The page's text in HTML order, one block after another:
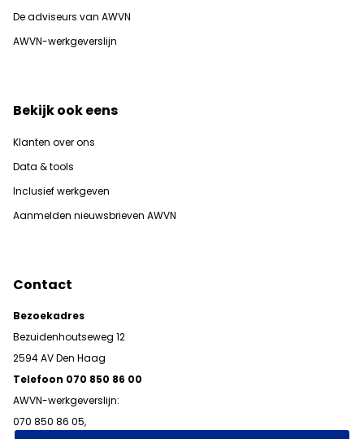
De adviseurs van AWVN
AWVN-werkgeverslijn
Bekijk ook eens
Klanten over ons
Data & tools
Inclusief werkgeven
Aanmelden nieuwsbrieven AWVN
Contact
Bezoekadres
Bezuidenhoutseweg 12
2594 AV Den Haag
Telefoon 070 850 86 00
AWVN-werkgeverslijn:
070 850 86 05,